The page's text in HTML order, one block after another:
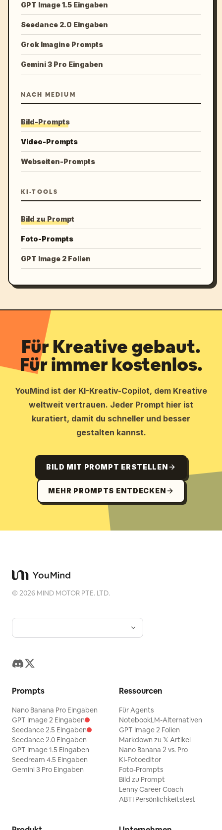
GPT Image 1.5 Eingaben
Seedance 2.0 Eingaben
Grok Imagine Prompts
Gemini 3 Pro Eingaben
NACH MEDIUM
Bild-Prompts
Video-Prompts
Webseiten-Prompts
KI-TOOLS
Bild zu Prompt
Foto-Prompts
GPT Image 2 Folien
Für Kreative gebaut.
Für immer kostenlos.
YouMind ist der KI-Kreativ-Copilot, dem Kreative
weltweit vertrauen. Jeder Prompt hier ist
kuratiert, damit du schneller und besser
gestalten kannst.
BILD MIT PROMPT ERSTELLEN
MEHR PROMPTS ENTDECKEN
©2026 MIND MOTOR PTE. LTD.
Prompts
Nano Banana Pro Eingaben
GPT Image 2 Eingaben
Seedance 2.5 Eingaben
Seedance 2.0 Eingaben
GPT Image 1.5 Eingaben
Seedream 4.5 Eingaben
Gemini 3 Pro Eingaben
Ressourcen
Für Agents
NotebookLM-Alternativen
GPT Image 2 Folien
Markdown zu 𝕏 Artikel
Nano Banana 2 vs. Pro
KI-Fotoeditor
Foto-Prompts
Bild zu Prompt
Lenny Career Coach
ABTI Persönlichkeitstest